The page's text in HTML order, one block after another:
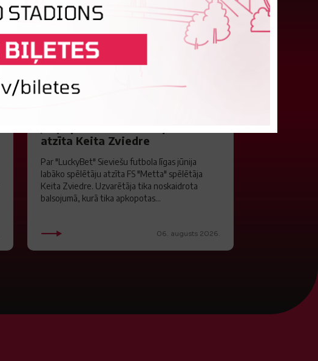
atzīta Keita Zviedre
Par "LuckyBet" Sieviešu futbola līgas jūnija
labāko spēlētāju atzīta FS "Metta" spēlētāja
Keita Zviedre. Uzvarētāja tika noskaidrota
balsojumā, kurā tika apkopotas...
06. augusts 2026.